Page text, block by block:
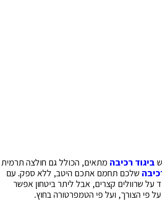
ביגוד רכיבה מתאים, הכולל גם חולצה תרמית
שלכם תחמם אתכם היטב, ללא ספק. עם
שרוולים קצרים, אבל ליתר ביטחון אפשר
על פי הצורך, ועל פי הטמפרטורה בחוץ.